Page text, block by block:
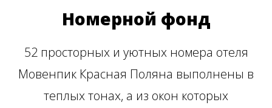
Номерной фонд
52 просторных и уютных номера отеля
Мовенпик Красная Поляна выполнены в
теплых тонах, а из окон которых